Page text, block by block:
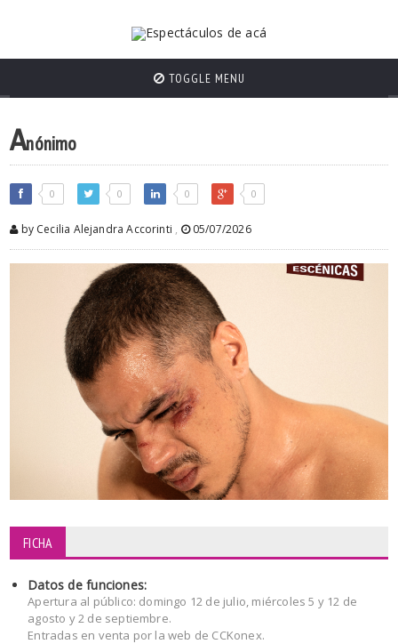
TOGGLE MENU
Anónimo
0 0 0 0
by Cecilia Alejandra Accorinti , 05/07/2026
FICHA
Datos de funciones:
Apertura al público: domingo 12 de julio, miércoles 5 y 12 de
agosto y 2 de septiembre.
Entradas en venta por la web de CCKonex.